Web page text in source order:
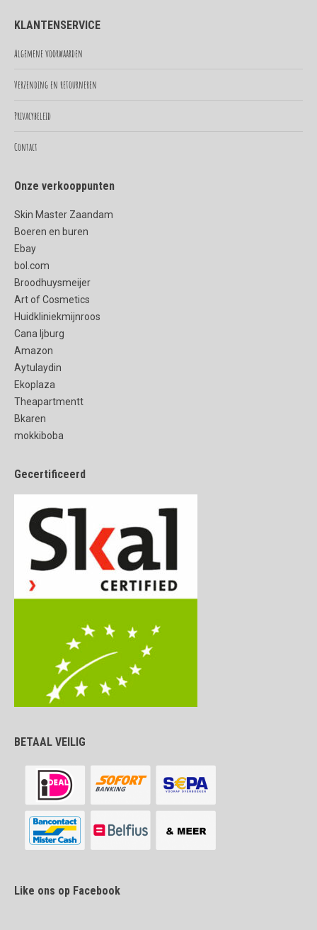
opens
in
window
opens
in
window
KLANTENSERVICE
Algemene voorwaarden
Verzending en retourneren
Privacybeleid
Contact
Onze verkooppunten
Skin Master Zaandam
Boeren en buren
Ebay
bol.com
Broodhuysmeijer
Art of Cosmetics
Huidkliniekmijnroos
Cana Ijburg
Amazon
Aytulaydin
Ekoplaza
Theapartmentt
Bkaren
mokkiboba
Gecertificeerd
BETAAL VEILIG
Like ons op Facebook